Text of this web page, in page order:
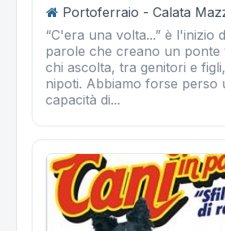
Portoferraio - Calata
“C'era una volta...” è l'inizio
parole che creano un ponte
chi ascolta, tra genitori e
nipoti. Abbiamo forse perso
capacità di...